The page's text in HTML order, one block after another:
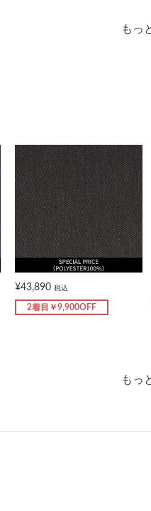
もっ
¥43,890 税込
2着目￥9,900OFF
もっ